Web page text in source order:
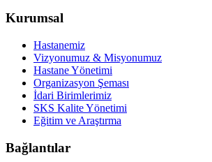
Kurumsal
Hastanemiz
Vizyonumuz & Misyonumuz
Hastane Yönetimi
Organizasyon Şeması
İdari Birimlerimiz
SKS Kalite Yönetimi
Eğitim ve Araştırma
Bağlantılar